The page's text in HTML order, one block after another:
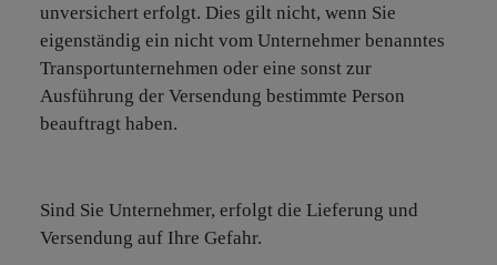
unversichert erfolgt. Dies gilt nicht, wenn Sie
eigenständig ein nicht vom Unternehmer benanntes
Transportunternehmen oder eine sonst zur
Ausführung der Versendung bestimmte Person
beauftragt haben.
Sind Sie Unternehmer, erfolgt die Lieferung und
Versendung auf Ihre Gefahr.